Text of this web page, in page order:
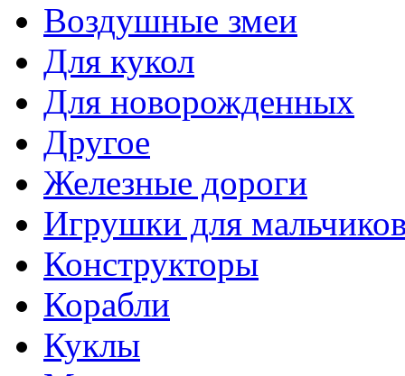
Воздушные змеи
Для кукол
Для новорожденных
Другое
Железные дороги
Игрушки для
Конструкторы
Корабли
Куклы